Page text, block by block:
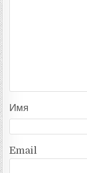
Имя
Email